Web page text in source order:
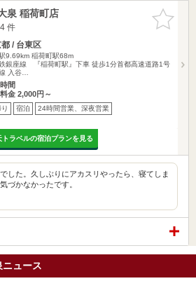
お気に入
りに追加
泉 稲荷町店
件
/ 台東区
9.69km 稲荷町駅68m
銀座線 『稲荷町駅』下車 徒歩1分首都高速道路1号
入谷…
間
金 2,000円～
宿泊 24時間営業、深夜営業
トラベルの宿泊プランを見る
した。久しぶりにアカスリやったら、寝てしま
づかなかったです。
ュース